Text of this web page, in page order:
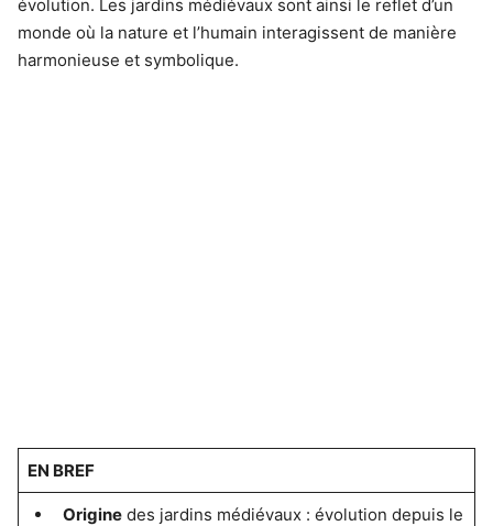
évolution. Les jardins médiévaux sont ainsi le reflet d’un
monde où la nature et l’humain interagissent de manière
harmonieuse et symbolique.
EN BREF
Originedes jardins médiévaux : évolution depuis le